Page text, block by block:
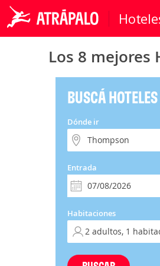
Los 8 mejores
BUSCÁ
Dónde ir
Entrada
Habitaciones